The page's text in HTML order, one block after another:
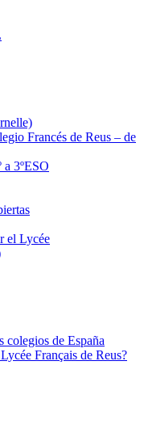
Francés de Reus – de
a 3ºESO
el Lycée
colegios de España
Français de Reus?